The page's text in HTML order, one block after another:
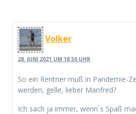
Volker
28. JUNI 2021 UM 18:50 UHR
So ein Rentner muß in Pandemie-
werden, gelle, lieber Manfred?
Ich sach ja immer, wenn`s Spaß